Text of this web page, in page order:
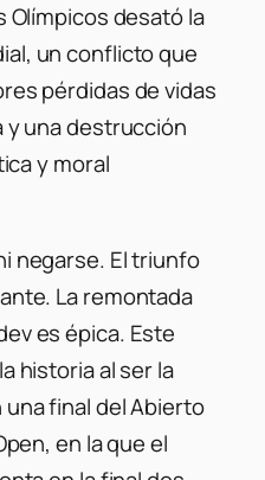
desató la
un conflicto que
pérdidas de vidas
y una destrucción
y moral
negarse. El triunfo
La remontada
es épica. Este
historia al ser la
final del Abierto
en la que el